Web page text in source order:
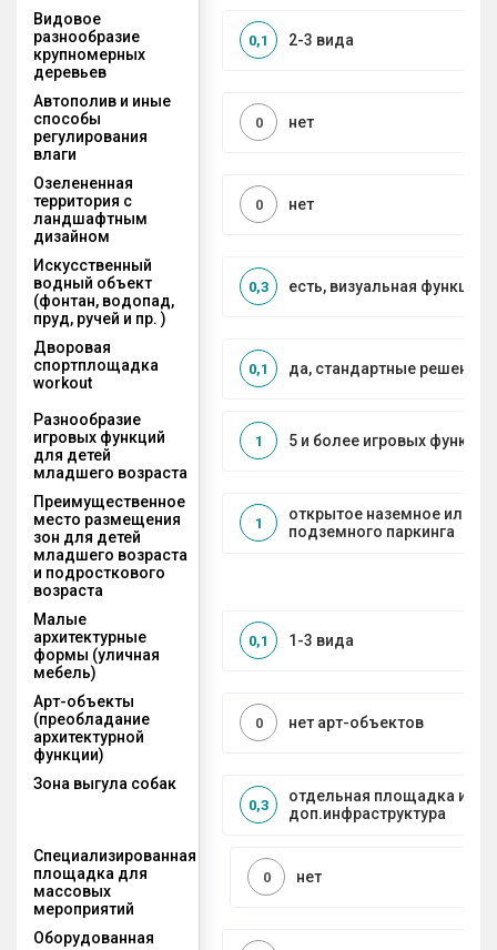
Видовое
разнообразие
крупномерных
деревьев
2-3 вида
0,1
Автополив и иные
способы
регулирования
влаги
нет
0
Озелененная
территория с
ландшафтным
дизайном
нет
0
Искусственный
водный объект
(фонтан, водопад,
пруд, ручей и пр. )
есть, визуальная функция
0,3
Дворовая
спортплощадка
workout
да, стандартные решения
0,1
Разнообразие
игровых функций
для детей
младшего возраста
5 и более игровых функций
1
Преимущественное
место размещения
зон для детей
младшего возраста
и подросткового
возраста
открытое наземное или на
подземного паркинга
1
Малые
архитектурные
формы (уличная
мебель)
1-3 вида
0,1
Арт-объекты
(преобладание
архитектурной
функции)
нет арт-объектов
0
Зона выгула собак
отдельная площадка и
доп.инфраструктура
0,3
Специализированная
площадка для
массовых
мероприятий
нет
0
Оборудованная